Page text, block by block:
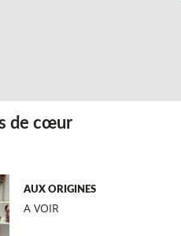
de cœur
AUX ORIGINES
A VOIR